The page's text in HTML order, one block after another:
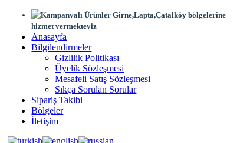
Girne,Lapta,Çatalköy bölgelerine
hizmet vermekteyiz
Anasayfa
Bilgilendirmeler
Gizlilik Politikası
Üyelik Sözleşmesi
Mesafeli Satış Sözleşmesi
Sıkça Sorulan Sorular
Sipariş Takibi
Bölgeler
İletişim